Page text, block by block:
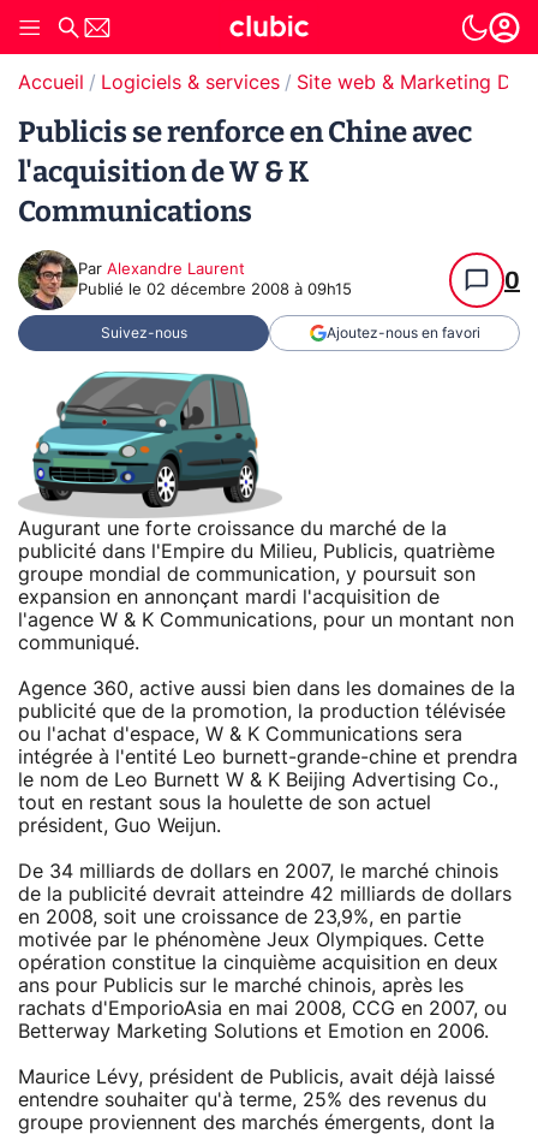
Accueil Logiciels & services Site web & Marketing
Publicis se renforce en Chine avec
l'acquisition de W & K
Communications
Par Alexandre Laurent
Publié le 02 décembre 2008 à 09h15 0
Suivez-nous Ajoutez-nous en favori
Augurant une forte croissance du marché de la
publicité dans l'Empire du Milieu, Publicis, quatrième
groupe mondial de communication, y poursuit son
expansion en annonçant mardi l'acquisition de
l'agence W & K Communications, pour un montant non
communiqué.
Agence 360, active aussi bien dans les domaines de la
publicité que de la promotion, la production télévisée
ou l'achat d'espace, W & K Communications sera
intégrée à l'entité Leo burnett-grande-chine et prendra
le nom de Leo Burnett W & K Beijing Advertising Co.,
tout en restant sous la houlette de son actuel
président, Guo Weijun.
De 34 milliards de dollars en 2007, le marché chinois
de la publicité devrait atteindre 42 milliards de dollars
en 2008, soit une croissance de 23,9%, en partie
motivée par le phénomène Jeux Olympiques. Cette
opération constitue la cinquième acquisition en deux
ans pour Publicis sur le marché chinois, après les
rachats d'EmporioAsia en mai 2008, CCG en 2007, ou
Betterway Marketing Solutions et Emotion en 2006.
Maurice Lévy, président de Publicis, avait déjà laissé
entendre souhaiter qu'à terme, 25% des revenus du
groupe proviennent des marchés émergents, dont la